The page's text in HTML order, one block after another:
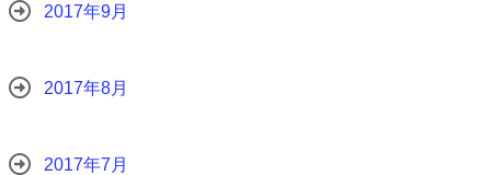
2017年9月
2017年8月
2017年7月